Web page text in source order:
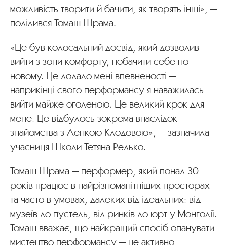
можливість творити й бачити, як творять інші», —
поділився Томаш Шрама.
«Це був колосальний досвід, який дозволив
вийти з зони комфорту, побачити себе по-
новому. Це додало мені впевненості —
наприкінці свого перформансу я наважилась
вийти майже оголеною. Це великий крок для
мене. Це відбулось зокрема внаслідок
знайомства з Ленкою Клодовою», — зазначила
учасниця Школи Тетяна Редько.
Томаш Шрама — перформер, який понад 30
років працює в найрізноманітніших просторах
та часто в умовах, далеких від ідеальних: від
музеїв до пустель, від ринків до юрт у Монголії.
Томаш вважає, що найкращий спосіб опанувати
мистецтво перформансу — це активно